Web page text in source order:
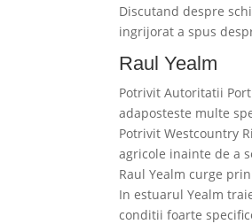
Discutand despre
ingrijorat a spus
Raul Yealm
Potrivit Autoritatii
adaposteste multe
Potrivit Westcountry
agricole inainte de a
Raul Yealm curge
In estuarul Yealm
conditii foarte